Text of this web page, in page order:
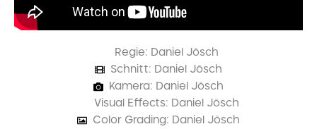
Regie: Daniel Jösch
Schnitt: Daniel Jösch
Kamera: Daniel Jösch
Visual Effects: Daniel Jösch
Color Grading: Daniel Jösch